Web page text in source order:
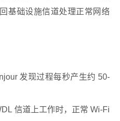
基础设施信道处理正常网络
发现过程每秒产生约 50-
信道上工作时，正常 Wi-Fi